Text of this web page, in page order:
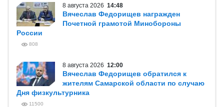
8 августа 2026 14:48
Вячеслав Федорищев награжден
Почетной грамотой Минобороны
России
808
8 августа 2026 12:00
Вячеслав Федорищев обратился к
жителям Самарской области по случаю
Дня физкультурника
11500